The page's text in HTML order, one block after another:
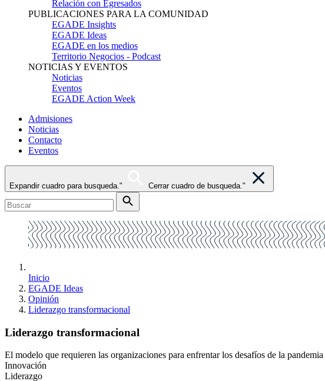
Relación con Egresados
PUBLICACIONES PARA LA COMUNIDAD
EGADE Insights
EGADE Ideas
EGADE en los medios
Territorio Negocios - Podcast
NOTICIAS Y EVENTOS
Noticias
Eventos
EGADE Action Week
Admisiones
Noticias
Contacto
Eventos
Expandir cuadro para busqueda." Cerrar cuadro de busqueda."
Inicio
EGADE Ideas
Opinión
Liderazgo transformacional
Liderazgo transformacional
El modelo que requieren las organizaciones para enfrentar los desafíos de la pandemia
Innovación
Liderazgo